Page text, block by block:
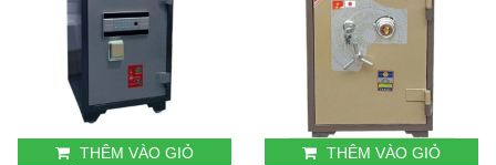
THÊM VÀO GIỎ THÊM VÀO GIỎ